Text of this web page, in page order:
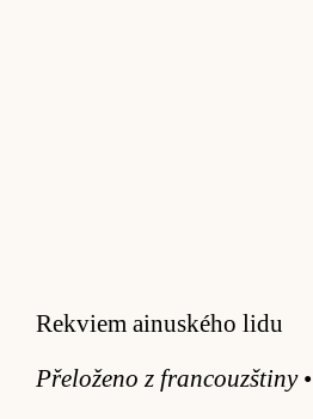
Rekviem ainuského lidu
Pře­loženo z fran­couz­štiny•